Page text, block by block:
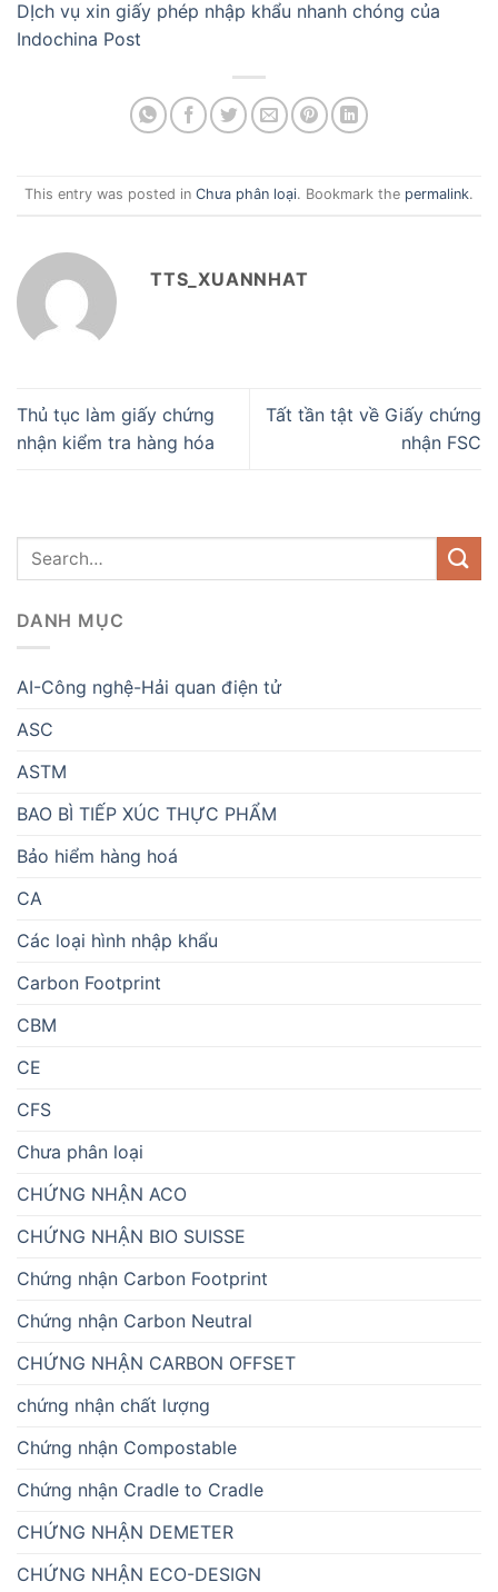
DỊch vụ xin giấy phép nhập khẩu nhanh chóng của
Indochina Post
This entry was posted in Chưa phân loại. Bookmark the permalink.
TTS_XUANNHAT
Thủ tục làm giấy chứng
nhận kiểm tra hàng hóa
Tất tần tật về Giấy chứng
nhận FSC
DANH MỤC
AI-Công nghệ-Hải quan điện tử
ASC
ASTM
BAO BÌ TIẾP XÚC THỰC PHẨM
Bảo hiểm hàng hoá
CA
Các loại hình nhập khẩu
Carbon Footprint
CBM
CE
CFS
Chưa phân loại
CHỨNG NHẬN ACO
CHỨNG NHẬN BIO SUISSE
Chứng nhận Carbon Footprint
Chứng nhận Carbon Neutral
CHỨNG NHẬN CARBON OFFSET
chứng nhận chất lượng
Chứng nhận Compostable
Chứng nhận Cradle to Cradle
CHỨNG NHẬN DEMETER
CHỨNG NHẬN ECO-DESIGN